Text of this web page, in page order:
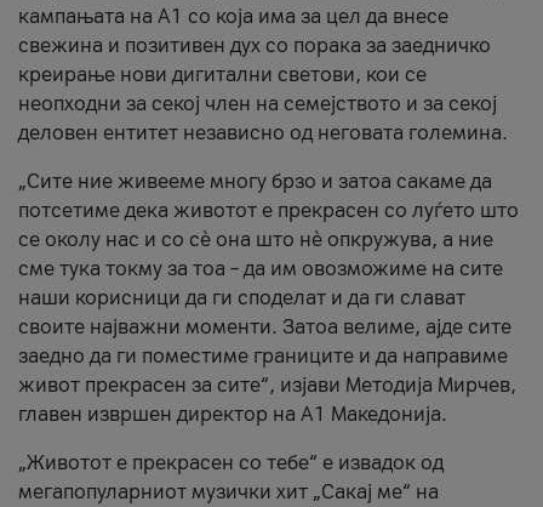
кампањата на А1 со која има за цел да внесе
свежина и позитивен дух со порака за заедничко
креирање нови дигитални светови, кои се
неопходни за секој член на семејството и за секој
деловен ентитет независно од неговата големина.
„Сите ние живееме многу брзо и затоа сакаме да
потсетиме дека животот е прекрасен со луѓето што
се околу нас и со сè она што нè опкружува, а ние
сме тука токму за тоа – да им овозможиме на сите
наши корисници да ги споделат и да ги слават
своите најважни моменти. Затоа велиме, ајде сите
заедно да ги поместиме границите и да направиме
живот прекрасен за сите“, изјави Методија Мирчев,
главен извршен директор на А1 Македонија.
„Животот е прекрасен со тебе“ е извадок од
мегапопуларниот музички хит „Сакај ме“ на